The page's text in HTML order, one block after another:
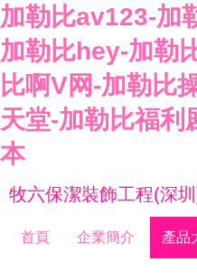
加勒比av123-加
加勒比hey-加勒
比啊V网-加勒比
天堂-加勒比福利
本
牧六保潔裝飾工程(深
首頁 企業簡介 產品